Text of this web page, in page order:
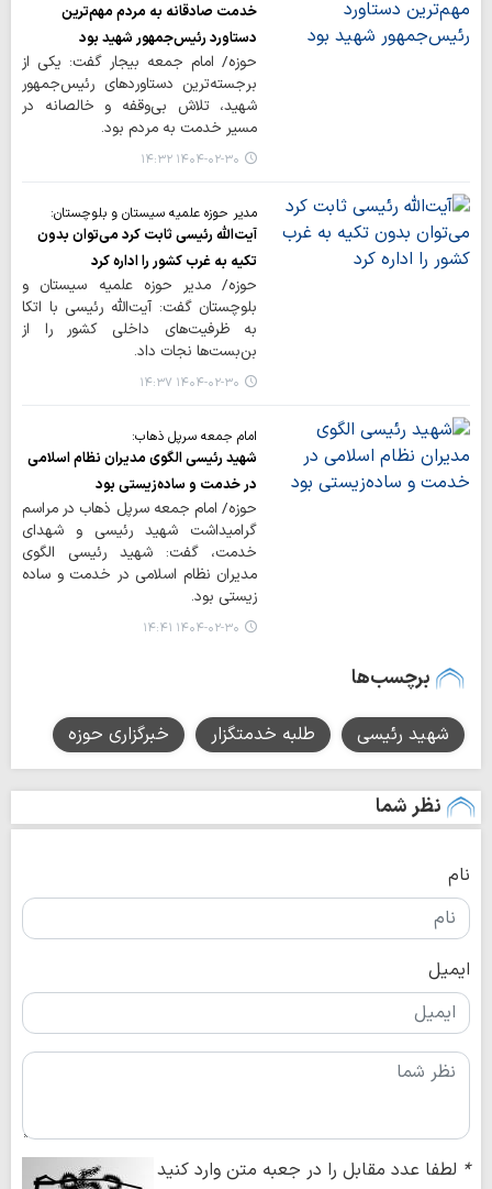
خدمت صادقانه به مردم مهم‌ترین
دستاورد رئیس‌جمهور شهید بود
حوزه/ امام جمعه بیجار گفت: یکی از
برجسته‌ترین دستاوردهای رئیس‌جمهور
شهید، تلاش بی‌وقفه و خالصانه در
مسیر خدمت به مردم بود.
۱۴۰۴-۰۲-۳۰ ۱۴:۳۲
مدیر حوزه علمیه سیستان و بلوچستان:
آیت‌الله رئیسی ثابت کرد می‌توان بدون
تکیه به غرب کشور را اداره کرد
حوزه/ مدیر حوزه علمیه سیستان و
بلوچستان گفت: آیت‌الله رئیسی با اتکا
به ظرفیت‌های داخلی کشور را از
بن‌بست‌ها نجات داد.
۱۴۰۴-۰۲-۳۰ ۱۴:۳۷
امام جمعه سرپل ذهاب:
شهید رئیسی الگوی مدیران نظام اسلامی
در خدمت و ساده‌زیستی بود
حوزه/ امام جمعه سرپل ذهاب در مراسم
گرامیداشت شهید رئیسی و شهدای
خدمت، گفت: شهید رئیسی الگوی
مدیران نظام اسلامی در خدمت و ساده
زیستی بود.
۱۴۰۴-۰۲-۳۰ ۱۴:۴۱
برچسب‌ها
شهید رئیسی طلبه خدمتگزار خبرگزاری حوزه
نظر شما
نام
ایمیل
* لطفا عدد مقابل را در جعبه متن وارد کنید